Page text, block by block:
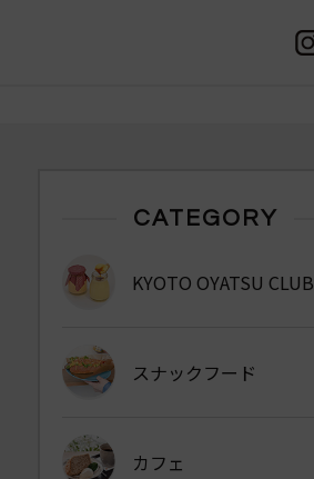
CATEGORY
KYOTO OYATSU CLUB
スナックフード
カフェ